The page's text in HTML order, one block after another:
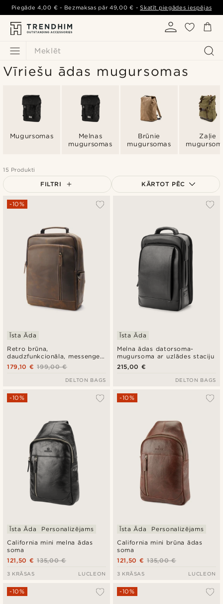
Meklēt
Piegāde4,00 € - Bezmaksas pār49,00 € -Skatīt piegādes iespējas
Vīriešu ādas mugursomas
Mugursomas
Melnas
mugursomas
Brūnie
mugursomas
Zaļie
15 Produkti
FILTRI KĀRTOT PĒC
Zemākā cena
Augstākā cena
Retro brūna,
daudzfunkcionāla, messenger
tipa ādas datorsoma
-10%
Īsta Āda
199,00 €
179,10 €
DELTON BAGS
Melna ādas datorsoma-
mugursoma ar uzlādes staciju
Īsta Āda
215,00 €
DELTON BAGS
California mini melna ādas
soma
-10%
Īsta Āda Personalizējams
135,00 €
121,50 €
3 KRĀSAS LUCLEON
California mini brūna ādas
soma
-10%
Īsta Āda Personalizējams
135,00 €
121,50 €
3 KRĀSAS LUCLEON
-10% -10%